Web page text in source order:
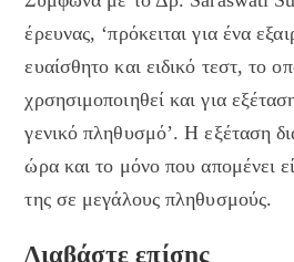
έρευνας, ‘πρόκειται για ένα
ευαίσθητο και ειδικό τεστ, το
χρσησιμοποιηθεί και για
γενικό πληθυσμό’. Η εξέταση
ώρα και το μόνο που απομένει
της σε μεγάλους πληθυσμούς.
Διαβάστε επίσης